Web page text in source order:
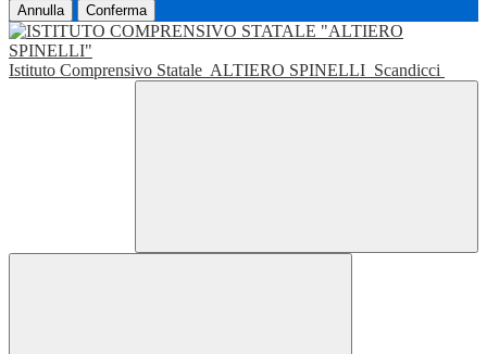
Annulla Conferma
Istituto Comprensivo Statale ALTIERO SPINELLI Scandicci